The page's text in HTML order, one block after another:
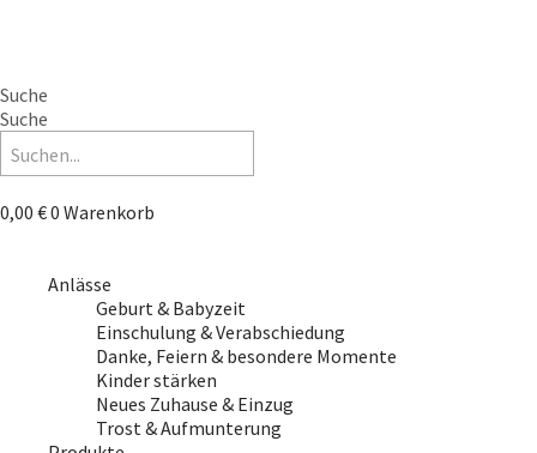
Suche
Suche
0,00 €0 Warenkorb
Anlässe
Geburt & Babyzeit
Einschulung & Verabschiedung
Danke, Feiern & besondere Momente
Kinder stärken
Neues Zuhause & Einzug
Trost & Aufmunterung